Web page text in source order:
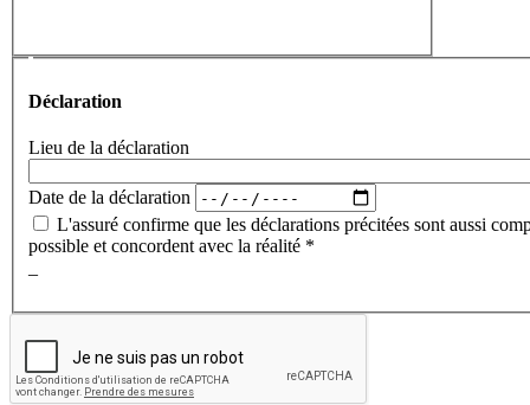
Déclaration
Lieu de la déclaration
Date de la déclaration
L'assuré confirme que les déclarations précitées sont aussi
possible et concordent avec la réalité *